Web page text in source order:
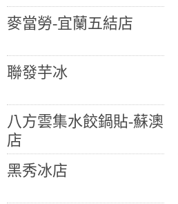
麥當勞-宜蘭五結店
聯發芋冰
八方雲集水餃鍋貼-蘇澳
店
黑秀冰店